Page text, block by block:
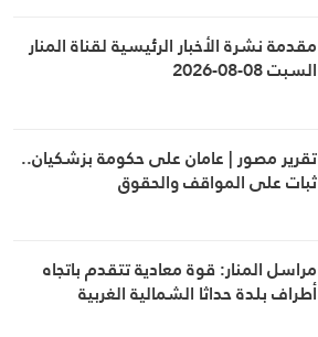
مقدمة نشرة الأخبار الرئيسية لقناة المنار
السبت 08-08-2026
تقرير مصور | عامان على حكومة بزشكيان..
ثبات على المواقف والحقوق
مراسل المنار: قوة معادية تتقدم باتجاه
أطراف بلدة حداثا الشمالية الغربية